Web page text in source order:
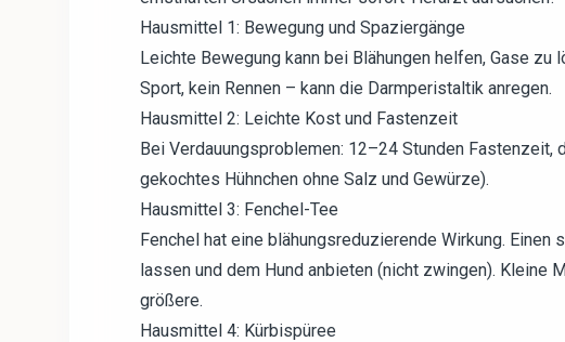
Hausmittel 1: Bewegung und Spaziergänge
Leichte Bewegung kann bei Blähungen helfen, Gase zu
Sport, kein Rennen – kann die Darmperistaltik anregen.
Hausmittel 2: Leichte Kost und Fastenzeit
Bei Verdauungsproblemen: 12–24 Stunden
gekochtes Hühnchen ohne Salz und Gewürze).
Hausmittel 3: Fenchel-Tee
Fenchel hat eine blähungsreduzierende Wirkung. Einen
lassen und dem Hund anbieten (nicht zwingen). Kleine
größere.
Hausmittel 4: Kürbispüree